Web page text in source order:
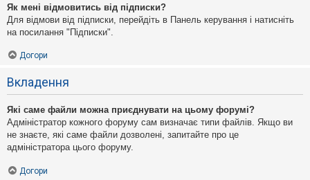
Як мені відмовитись від підписки?
Для відмови від підписки, перейдіть в Панель керування і натисніть
на посилання "Підписки".
Догори
Вкладення
Які саме файли можна приєднувати на цьому форумі?
Адміністратор кожного форуму сам визначає типи файлів. Якщо ви
не знаєте, які саме файли дозволені, запитайте про це
адміністратора цього форуму.
Догори